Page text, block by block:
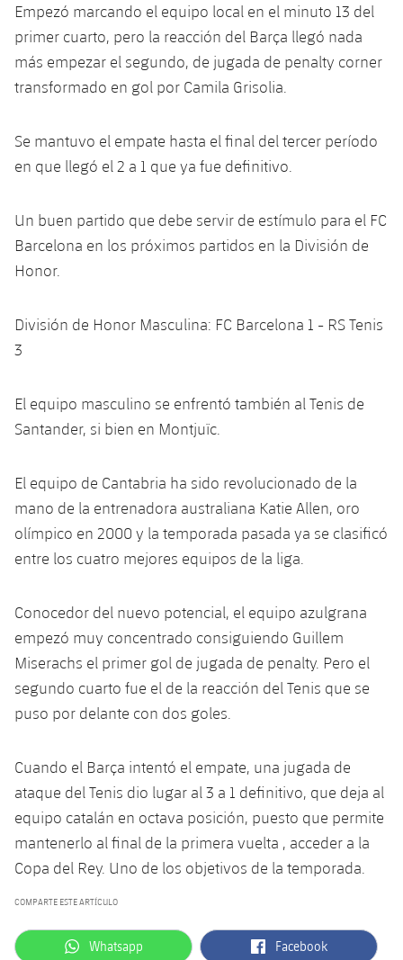
La Masia
Servicios Médicos
Accesibilidad
plusicon
más
Acreditaciones
Empezó marcando el equipo local en el minuto 13 del
primer cuarto, pero la reacción del Barça llegó nada
más empezar el segundo, de jugada de penalty corner
transformado en gol por Camila Grisolia.
Se mantuvo el empate hasta el final del tercer período
en que llegó el 2 a 1 que ya fue definitivo.
Un buen partido que debe servir de estímulo para el FC
Barcelona en los próximos partidos en la División de
Honor.
División de Honor Masculina: FC Barcelona 1 - RS Tenis
3
El equipo masculino se enfrentó también al Tenis de
Santander, si bien en Montjuïc.
El equipo de Cantabria ha sido revolucionado de la
mano de la entrenadora australiana Katie Allen, oro
olímpico en 2000 y la temporada pasada ya se clasificó
entre los cuatro mejores equipos de la liga.
Conocedor del nuevo potencial, el equipo azulgrana
empezó muy concentrado consiguiendo Guillem
Miserachs el primer gol de jugada de penalty. Pero el
segundo cuarto fue el de la reacción del Tenis que se
puso por delante con dos goles.
Cuando el Barça intentó el empate, una jugada de
ataque del Tenis dio lugar al 3 a 1 definitivo, que deja al
equipo catalán en octava posición, puesto que permite
mantenerlo al final de la primera vuelta , acceder a la
Copa del Rey. Uno de los objetivos de la temporada.
COMPARTE ESTE ARTÍCULO
label.aria.whatsapp
Whatsapp label.aria.facebook
Facebook